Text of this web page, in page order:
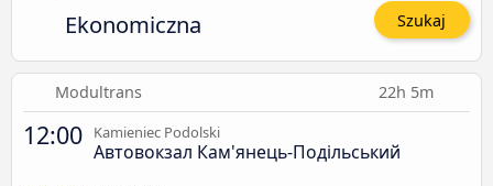
Ekonomiczna Szukaj
Modultrans 22h 5m
12:00 Kamieniec Podolski
Автовокзал Кам'янець-Подільський